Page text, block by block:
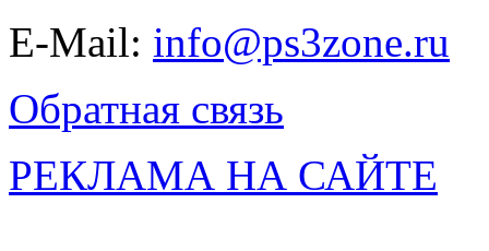
E-Mail: info@ps3zone.ru
Обратная связь
РЕКЛАМА НА САЙТЕ